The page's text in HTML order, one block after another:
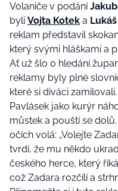
Volaniče v podání
byli Vojta Kotek a
reklam představil
který svými hláškami a
Ať už šlo o hledání
reklamy byly plné
které si diváci
Pavlásek jako kurýr
můstek a pouští se
očích volá: „Volejte
tvrdí, že mu někdo
českého herce, který říká
což Zadara rozčílí a